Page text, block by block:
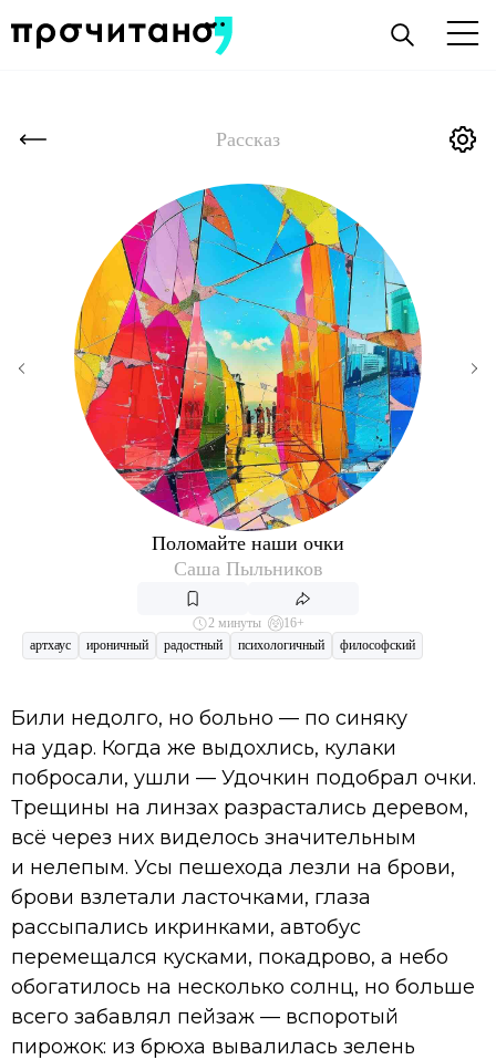
Рассказ
Поломайте наши очки
Саша Пыльников
2 минуты
16+
артхаус
ироничный радостный психологичный философский
Били недолго, но больно — по синяку
на удар. Когда же выдохлись, кулаки
побросали, ушли — Удочкин подобрал очки.
Трещины на линзах разрастались деревом,
всё через них виделось значительным
и нелепым. Усы пешехода лезли на брови,
брови взлетали ласточками, глаза
рассыпались икринками, автобус
перемещался кусками, покадрово, а небо
обогатилось на несколько солнц, но больше
всего забавлял пейзаж — вспоротый
пирожок: из брюха вывалилась зелень